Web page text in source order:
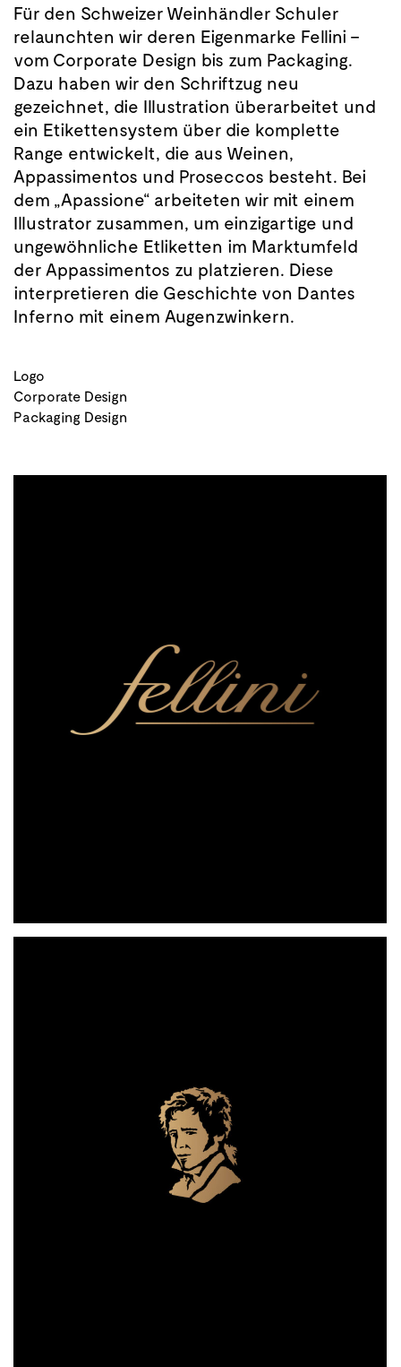
Für den Schweizer Weinhändler Schuler
relaunchten wir deren Eigenmarke Fellini –
vom Corporate Design bis zum Packaging.
Dazu haben wir den Schriftzug neu
gezeichnet, die Illustration überarbeitet und
ein Etikettensystem über die komplette
Range entwickelt, die aus Weinen,
Appassimentos und Proseccos besteht. Bei
dem „Apassione“ arbeiteten wir mit einem
Illustrator zusammen, um einzigartige und
ungewöhnliche Etliketten im Marktumfeld
der Appassimentos zu platzieren. Diese
interpretieren die Geschichte von Dantes
Inferno mit einem Augenzwinkern.
Logo
Corporate Design
Packaging Design